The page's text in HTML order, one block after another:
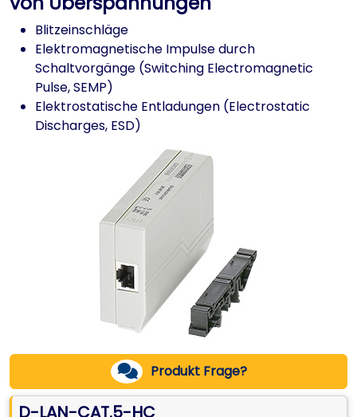
Blitzeinschläge
Elektromagnetische Impulse durch
Schaltvorgänge (Switching Electromagnetic
Pulse, SEMP)
Elektrostatische Entladungen (Electrostatic
Discharges, ESD)
Produkt Frage?
D-LAN-CAT.5-HC